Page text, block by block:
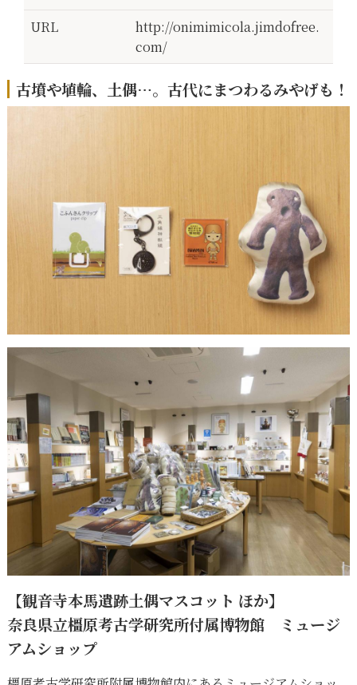
URL
http://onimimicola.jimdofree.
com/
古墳や埴輪、土偶…。古代にまつわるみやげも！
【観音寺本馬遺跡土偶マスコット ほか】
奈良県立橿原考古学研究所付属博物館 ミュージ
アムショップ